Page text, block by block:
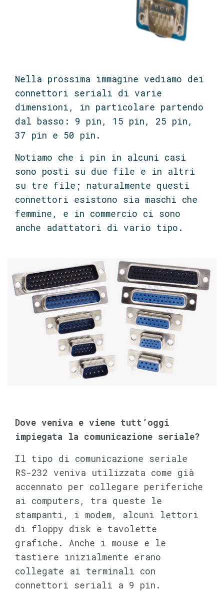
Nella prossima immagine vediamo dei
connettori seriali di varie
dimensioni, in particolare partendo
dal basso: 9 pin, 15 pin, 25 pin,
37 pin e 50 pin.
Notiamo che i pin in alcuni casi
sono posti su due file e in altri
su tre file; naturalmente questi
connettori esistono sia maschi che
femmine, e in commercio ci sono
anche adattatori di vario tipo.
Dove veniva e viene tutt’oggi
impiegata la comunicazione seriale?
Il tipo di comunicazione seriale
RS-232 veniva utilizzata come già
accennato per collegare periferiche
ai computers, tra queste le
stampanti, i modem, alcuni lettori
di floppy disk e tavolette
grafiche. Anche i mouse e le
tastiere inizialmente erano
collegate ai terminali con
connettori seriali a 9 pin.